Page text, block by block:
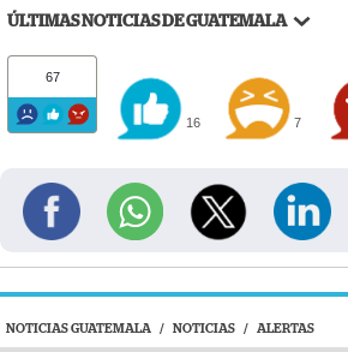
ÚLTIMAS NOTICIAS DE GUATEMALA
67
16 7
NOTICIAS GUATEMALA / NOTICIAS / ALERTAS